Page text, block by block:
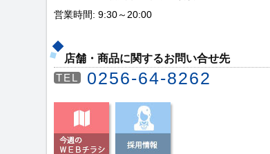
営業時間: 9:30～20:00
店舗・商品に関するお問い合せ先
TEL 0256-64-8262